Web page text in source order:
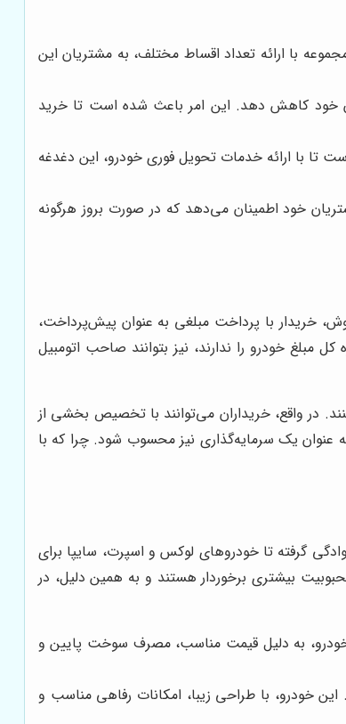
با ارائه تعداد اقساط مختلف، به مشتریان این
خود کاهش دهد. این امر باعث شده است تا خرید
تا با ارائه خدمات تحویل فوری خودرو، این دغدغه
خود اطمینان می‌دهد که در صورت بروز هرگونه
خریدار با پرداخت مبلغی به عنوان پیش‌پرداخت،
خودرو را ندارند، نیز بتوانند صاحب اتومبیل
در واقع، خریداران می‌توانند با تخصیص بخشی از
عنوان یک سرمایه‌گذاری نیز محسوب شود. چرا که با
گرفته تا خودروهای لوکس و اسپرت، سایپا برای
بیشتری برخوردار هستند و به همین دلیل، در
خودرو، به دلیل قیمت مناسب، مصرف سوخت پایین و
خودرو، با طراحی زیبا، امکانات رفاهی مناسب و